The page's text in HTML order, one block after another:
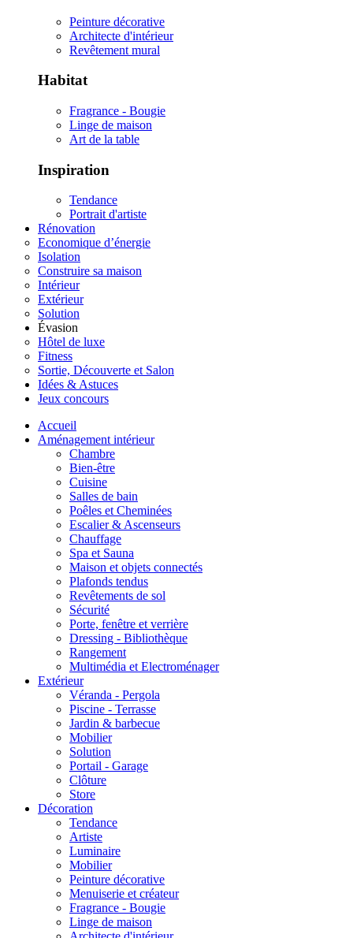
Peinture décorative
Architecte d'intérieur
Revêtement mural
Habitat
Fragrance - Bougie
Linge de maison
Art de la table
Inspiration
Tendance
Portrait d'artiste
Rénovation
Economique d’énergie
Isolation
Construire sa maison
Intérieur
Extérieur
Solution
Évasion
Hôtel de luxe
Fitness
Sortie, Découverte et Salon
Idées & Astuces
Jeux concours
Accueil
Aménagement intérieur
Chambre
Bien-être
Cuisine
Salles de bain
Poêles et Cheminées
Escalier & Ascenseurs
Chauffage
Spa et Sauna
Maison et objets connectés
Plafonds tendus
Revêtements de sol
Sécurité
Porte, fenêtre et verrière
Dressing - Bibliothèque
Rangement
Multimédia et Electroménager
Extérieur
Véranda - Pergola
Piscine - Terrasse
Jardin & barbecue
Mobilier
Solution
Portail - Garage
Clôture
Store
Décoration
Tendance
Artiste
Luminaire
Mobilier
Peinture décorative
Menuiserie et créateur
Fragrance - Bougie
Linge de maison